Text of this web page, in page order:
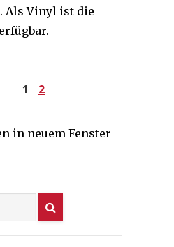
Als Vinyl ist die
1 2
in neuem Fenster